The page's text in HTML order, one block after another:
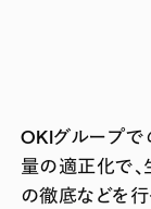
OKIグループで
量の適正化で
の徹底などを行